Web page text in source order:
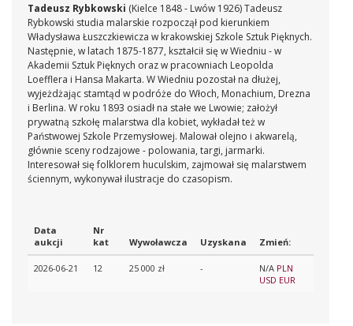
Tadeusz Rybkowski (Kielce 1848 - Lwów 1926) Tadeusz
Rybkowski studia malarskie rozpoczął pod kierunkiem
Władysława Łuszczkiewicza w krakowskiej Szkole Sztuk Pięknych.
Następnie, w latach 1875-1877, kształcił się w Wiedniu - w
Akademii Sztuk Pięknych oraz w pracowniach Leopolda
Loefflera i Hansa Makarta. W Wiedniu pozostał na dłużej,
wyjeżdżając stamtąd w podróże do Włoch, Monachium, Drezna
i Berlina. W roku 1893 osiadł na stałe we Lwowie; założył
prywatną szkołę malarstwa dla kobiet, wykładał też w
Państwowej Szkole Przemysłowej. Malował olejno i akwarelą,
głównie sceny rodzajowe - polowania, targi, jarmarki.
Interesował się folklorem huculskim, zajmował się malarstwem
ściennym, wykonywał ilustracje do czasopism.
Data
aukcji
Nr
kat
Wywoławcza Uzyskana Zmień:
2026-06-21 12 25 000 zł - N/A PLN
USD EUR